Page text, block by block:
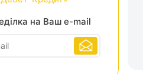
на Ваш e-mail